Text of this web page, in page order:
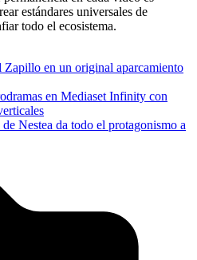
estándares universales de
todo el ecosistema.
en un original aparcamiento
en Mediaset Infinity con
Nestea da todo el protagonismo a